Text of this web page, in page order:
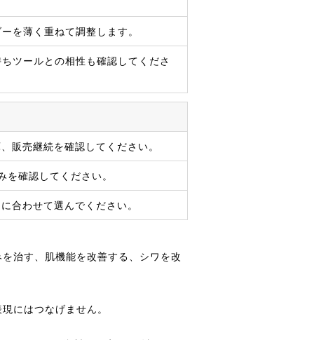
を薄く重ねて調整します。
ツールとの相性も確認してくださ
販売継続を確認してください。
確認してください。
合わせて選んでください。
治す、肌機能を改善する、シワを改
にはつなげません。